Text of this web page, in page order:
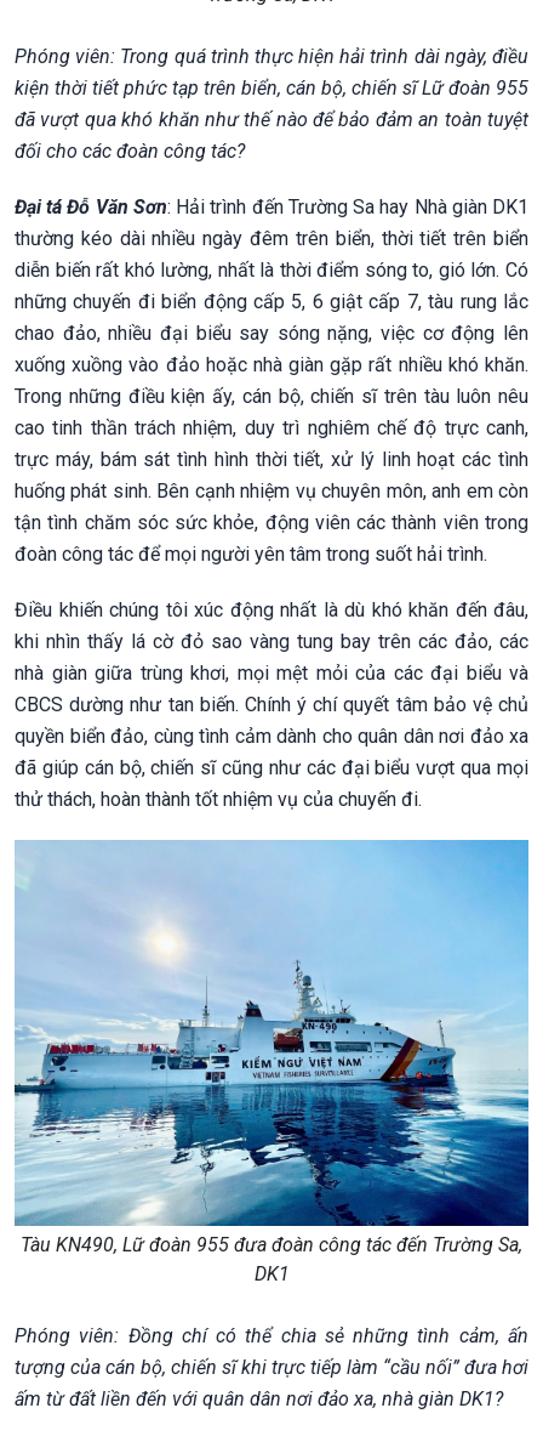
Phóng viên: Trong quá trình thực hiện hải trình dài ngày, điều
kiện thời tiết phức tạp trên biển, cán bộ, chiến sĩ Lữ đoàn 955
đã vượt qua khó khăn như thế nào để bảo đảm an toàn tuyệt
đối cho các đoàn công tác?
Đại tá Đỗ Văn Sơn: Hải trình đến Trường Sa hay Nhà giàn DK1
thường kéo dài nhiều ngày đêm trên biển, thời tiết trên biển
diễn biến rất khó lường, nhất là thời điểm sóng to, gió lớn. Có
những chuyến đi biển động cấp 5, 6 giật cấp 7, tàu rung lắc
chao đảo, nhiều đại biểu say sóng nặng, việc cơ động lên
xuống xuồng vào đảo hoặc nhà giàn gặp rất nhiều khó khăn.
Trong những điều kiện ấy, cán bộ, chiến sĩ trên tàu luôn nêu
cao tinh thần trách nhiệm, duy trì nghiêm chế độ trực canh,
trực máy, bám sát tình hình thời tiết, xử lý linh hoạt các tình
huống phát sinh. Bên cạnh nhiệm vụ chuyên môn, anh em còn
tận tình chăm sóc sức khỏe, động viên các thành viên trong
đoàn công tác để mọi người yên tâm trong suốt hải trình.
Điều khiến chúng tôi xúc động nhất là dù khó khăn đến đâu,
khi nhìn thấy lá cờ đỏ sao vàng tung bay trên các đảo, các
nhà giàn giữa trùng khơi, mọi mệt mỏi của các đại biểu và
CBCS dường như tan biến. Chính ý chí quyết tâm bảo vệ chủ
quyền biển đảo, cùng tình cảm dành cho quân dân nơi đảo xa
đã giúp cán bộ, chiến sĩ cũng như các đại biểu vượt qua mọi
thử thách, hoàn thành tốt nhiệm vụ của chuyến đi.
Tàu KN490, Lữ đoàn 955 đưa đoàn công tác đến Trường Sa,
DK1
Phóng viên: Đồng chí có thể chia sẻ những tình cảm, ấn
tượng của cán bộ, chiến sĩ khi trực tiếp làm “cầu nối” đưa hơi
ấm từ đất liền đến với quân dân nơi đảo xa, nhà giàn DK1?